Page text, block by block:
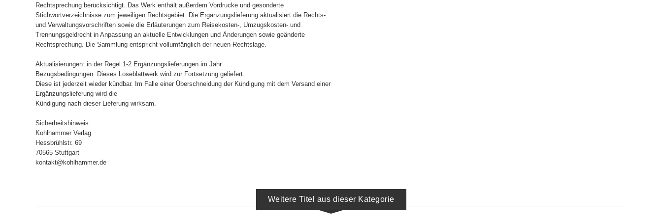
Rechtsprechung berücksichtigt. Das Werk enthält außerdem Vordrucke und gesonderte
Stichwortverzeichnisse zum jeweiligen Rechtsgebiet. Die Ergänzungslieferung aktualisiert die Rechts-
und Verwaltungsvorschriften sowie die Erläuterungen zum Reisekosten-, Umzugskosten- und
Trennungsgeldrecht in Anpassung an aktuelle Entwicklungen und Änderungen sowie geänderte
Rechtsprechung. Die Sammlung entspricht vollumfänglich der neuen Rechtslage.
Aktualisierungen: in der Regel 1-2 Ergänzungslieferungen im Jahr.
Bezugsbedingungen: Dieses Loseblattwerk wird zur Fortsetzung geliefert.
Diese ist jederzeit wieder kündbar. Im Falle einer Überschneidung der Kündigung mit dem Versand einer
Ergänzungslieferung wird die
Kündigung nach dieser Lieferung wirksam.
Sicherheitshinweis:
Kohlhammer Verlag
Hessbrühlstr. 69
70565 Stuttgart
kontakt@kohlhammer.de
Weitere Titel aus dieser Kategorie